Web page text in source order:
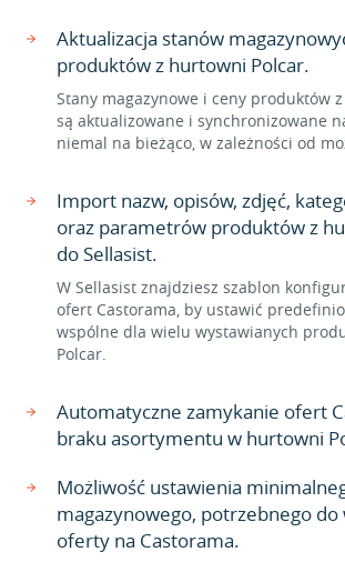
Aktualizacja stanów
produktów z hurtowni Polcar.
Stany magazynowe i ceny produktów
są aktualizowane i synchronizowane
niemal na bieżąco, w zależności od
Import nazw, opisów, zdjęć,
oraz parametrów produktów z
do Sellasist.
W Sellasist znajdziesz szablon
ofert Castorama, by ustawić
wspólne dla wielu wystawianych
Polcar.
Automatyczne zamykanie ofert
braku asortymentu w hurtowni
Możliwość ustawienia
magazynowego, potrzebnego do
oferty na Castorama.